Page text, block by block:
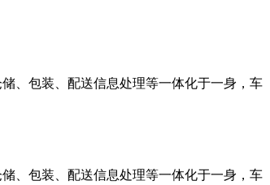
、包装、配送信息处理等一体化于一身，车
、包装、配送信息处理等一体化于一身，车